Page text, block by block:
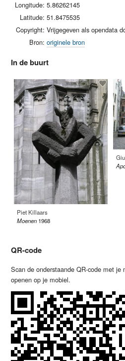
Longitude: 5.86262145
Latitude: 51.8475535
Copyright: Vrijgegeven als opendata
Bron: originele bron
In de buurt
Piet Killaars
Moenen 1968
QR-code
Scan de onderstaande QR-code met je
openen op je mobiel.